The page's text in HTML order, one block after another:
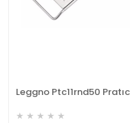
★ ★ ★ ★ ★